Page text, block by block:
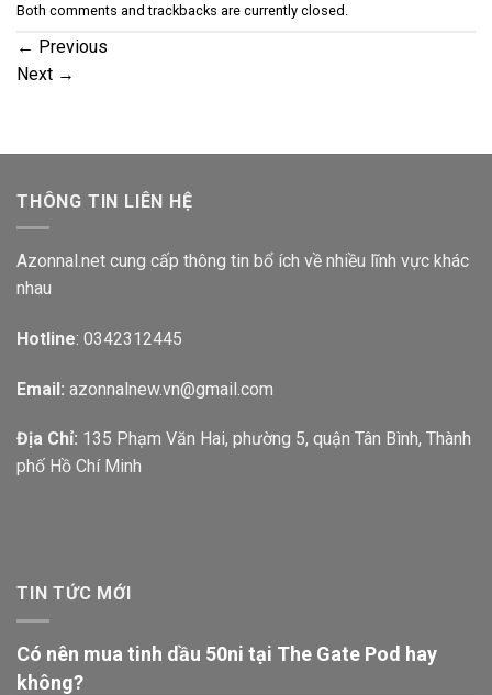
Both comments and trackbacks are currently closed.
← Previous
Next →
THÔNG TIN LIÊN HỆ
Azonnal.net cung cấp thông tin bổ ích về nhiều lĩnh vực khác
nhau
Hotline: 0342312445
Email: azonnalnew.vn@gmail.com
Địa Chỉ: 135 Phạm Văn Hai, phường 5, quận Tân Bình, Thành
phố Hồ Chí Minh
TIN TỨC MỚI
Có nên mua tinh dầu 50ni tại The Gate Pod hay
không?